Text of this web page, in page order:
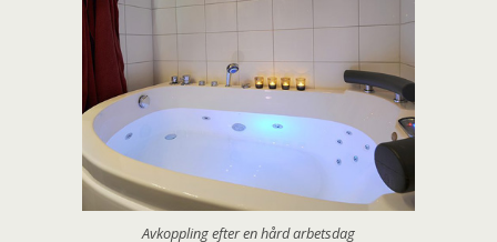
Avkoppling efter en hård arbetsdag